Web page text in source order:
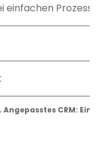
Angepasstes CRM:
einfachen